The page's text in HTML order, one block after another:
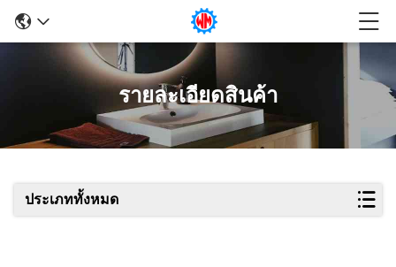
รายละเอียดสินค้า
ประเภททั้งหมด